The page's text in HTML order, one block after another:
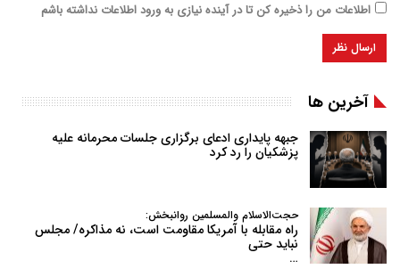
اطلاعات من را ذخیره کن تا در آینده نیازی به ورود اطلاعات نداشته باشم
آخرین ها
جبهه پایداری ادعای برگزاری جلسات محرمانه علیه
پزشکیان را رد کرد
حجت‌الاسلام والمسلمین روانبخش:
راه مقابله با آمریکا مقاومت است، نه مذاکره/ مجلس
نباید حتی
…